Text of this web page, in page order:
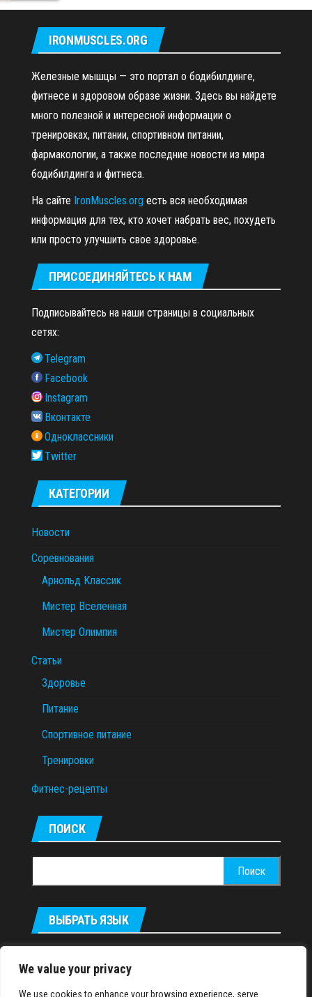
We value your privacy
We use cookies to enhance your browsing experience, serve
IRONMUSCLES.ORG
Железные мышцы — это портал о бодибилдинге,
фитнесе и здоровом образе жизни. Здесь вы найдете
много полезной и интересной информации о
тренировках, питании, спортивном питании,
фармакологии, а также последние новости из мира
бодибилдинга и фитнеса.
На сайте IronMuscles.org есть вся необходимая
информация для тех, кто хочет набрать вес, похудеть
или просто улучшить свое здоровье.
ПРИСОЕДИНЯЙТЕСЬ К НАМ
Подписывайтесь на наши страницы в социальных
сетях:
Telegram
Facebook
Instagram
Вконтакте
Одноклассники
Twitter
КАТЕГОРИИ
Новости
Соревнования
Арнольд Классик
Мистер Вселенная
Мистер Олимпия
Статьи
Здоровье
Питание
Спортивное питание
Тренировки
Фитнес-рецепты
ПОИСК
ВЫБРАТЬ ЯЗЫК